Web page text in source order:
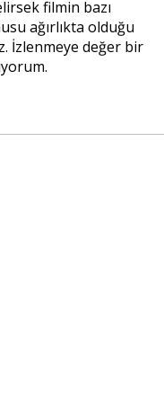
filmin bazı
ağırlıkta olduğu
İzlenmeye değer bir